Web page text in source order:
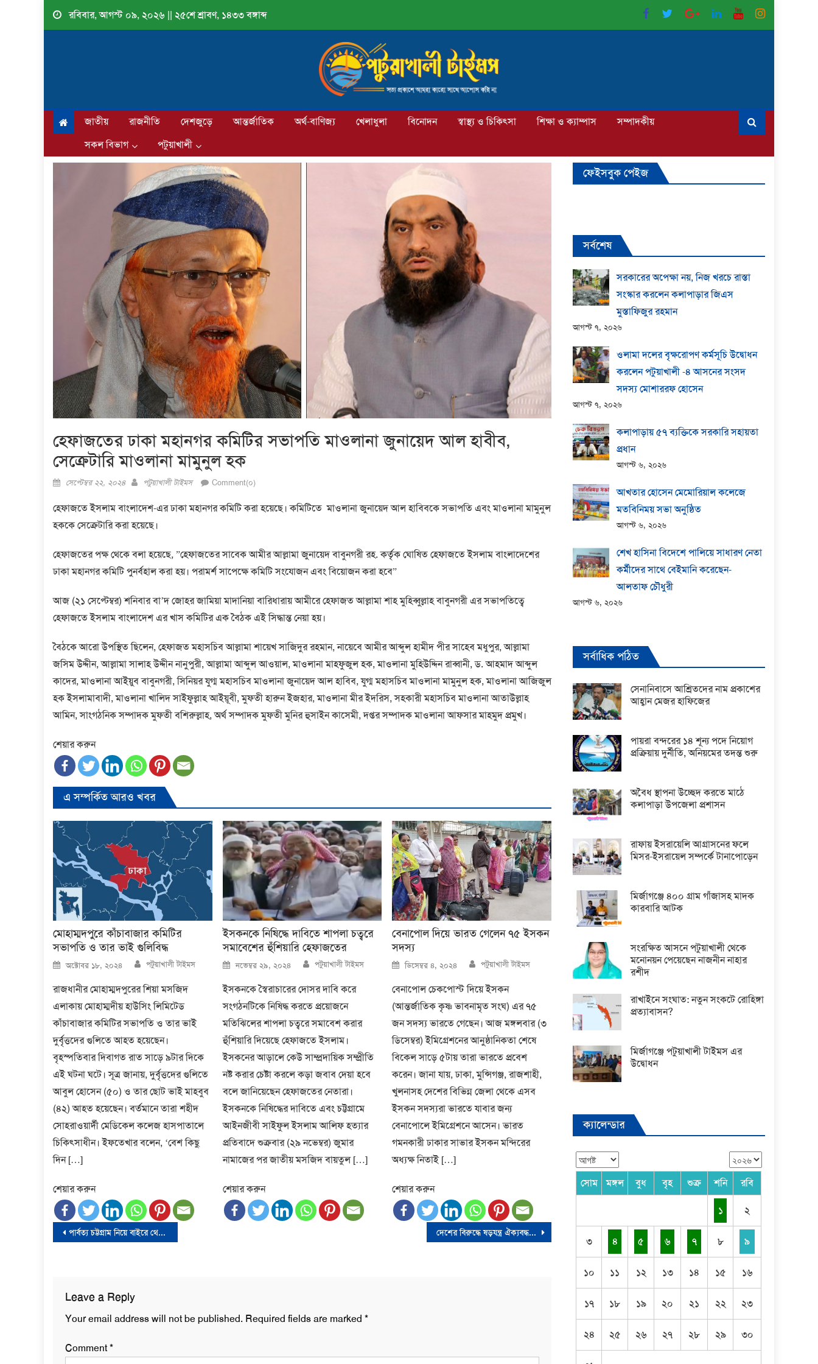
Skip
রবিবার, আগস্ট ০৯, ২০২৬ || ২৫শে শ্রাবণ, ১৪৩৩ বঙ্গাব্দ
জাতীয় রাজনীতি দেশজুড়ে আন্তর্জাতিক অর্থ-বাণিজ্য খেলাধুলা বিনোদন স্বাস্থ্য ও চিকিৎসা শিক্ষা ও ক্যাম্পাস
সম্পাদকীয়
সকল বিভাগ
পটুয়াখালী
হেফাজতের ঢাকা মহানগর কমিটির সভাপতি মাওলানা জুনায়েদ আল হাবীব,
সেক্রেটারি মাওলানা মামুনুল হক
Posted
সেপ্টেম্বর ২২, ২০২৪ Author
পটুয়াখালী টাইমস Comment(০)
হেফাজতে ইসলাম বাংলাদেশ-এর ঢাকা মহানগর কমিটি করা হয়েছে। কমিটিতে মাওলানা জুনায়েদ আল হাবিবকে সভাপতি এবং মাওলানা মামুনুল
হককে সেক্রেটারি করা হয়েছে।
হেফাজতের পক্ষ থেকে বলা হয়েছে, ”হেফাজতের সাবেক আমীর আল্লামা জুনায়েদ বাবুনগরী রহ. কর্তৃক ঘোষিত হেফাজতে ইসলাম বাংলাদেশের
ঢাকা মহানগর কমিটি পুনর্বহাল করা হয়। পরামর্শ সাপেক্ষে কমিটি সংযোজন এবং বিয়োজন করা হবে”
আজ (২১ সেপ্টেম্বর) শনিবার বা’দ জোহর জামিয়া মাদানিয়া বারিধারায় আমীরে হেফাজত আল্লামা শাহ মুহিব্বুল্লাহ বাবুনগরী এর সভাপতিত্বে
হেফাজতে ইসলাম বাংলাদেশ এর খাস কমিটির এক বৈঠক এই সিদ্ধান্ত নেয়া হয়।
বৈঠকে আরো উপস্থিত ছিলেন, হেফাজত মহাসচিব আল্লামা শায়েখ সাজিদুর রহমান, নায়েবে আমীর আব্দুল হামীদ পীর সাহেব মধুপুর, আল্লামা
জসিম উদ্দীন, আল্লামা সালাহ উদ্দীন নানুপুরী, আল্লামা আব্দুল আওয়াল, মাওলানা মাহফুজুল হক, মাওলানা মুহিউদ্দিন রাব্বানী, ড. আহমাদ আব্দুল
কাদের, মাওলানা আইয়ুব বাবুনগরী, সিনিয়র যুগ্ম মহাসচিব মাওলানা জুনায়েদ আল হাবিব, যুগ্ম মহাসচিব মাওলানা মামুনুল হক, মাওলানা আজিজুল
হক ইসলামাবাদী, মাওলানা খালিদ সাইফুল্লাহ আইয়ূবী, মুফতী হারুন ইজহার, মাওলানা মীর ইদরিস, সহকারী মহাসচিব মাওলানা আতাউল্লাহ
আমিন, সাংগঠনিক সম্পাদক মুফতী বশিরুল্লাহ, অর্থ সম্পাদক মুফতী মুনির হুসাইন কাসেমী, দপ্তর সম্পাদক মাওলানা আফসার মাহমুদ প্রমুখ।
শেয়ার করুন
এ সম্পর্কিত আরও খবর
মোহাম্মদপুরে কাঁচাবাজার কমিটির
সভাপতি ও তার ভাই গুলিবিদ্ধ
Posted
on
অক্টোবর ১৮, ২০২৪ Author
পটুয়াখালী টাইমস
রাজধানীর মোহাম্মদপুরের শিয়া মসজিদ
এলাকায় মোহাম্মদীয় হাউসিং লিমিটেড
কাঁচাবাজার কমিটির সভাপতি ও তার ভাই
দুর্বৃত্তদের গুলিতে আহত হয়েছেন।
বৃহস্পতিবার দিবাগত রাত সাড়ে ৯টার দিকে
এই ঘটনা ঘটে। সূত্র জানায়, দুর্বৃত্তদের গুলিতে
আবুল হোসেন (৫০) ও তার ছোট ভাই মাহবুব
(৪২) আহত হয়েছেন। বর্তমানে তারা শহীদ
সোহরাওয়ার্দী মেডিকেল কলেজ হাসপাতালে
চিকিৎসাধীন। ইফতেখার বলেন, ‘বেশ কিছু
দিন […]
শেয়ার করুন
ইসকনকে নিষিদ্ধে দাবিতে শাপলা চত্বরে
সমাবেশের হুঁশিয়ারি হেফাজতের
Posted
on
নভেম্বর ২৯, ২০২৪ Author
পটুয়াখালী টাইমস
ইসকনকে স্বৈরাচারের দোসর দাবি করে
সংগঠনটিকে নিষিদ্ধ করতে প্রয়োজনে
মতিঝিলের শাপলা চত্বরে সমাবেশ করার
হুঁশিয়ারি দিয়েছে হেফাজতে ইসলাম।
ইসকনের আড়ালে কেউ সাম্প্রদায়িক সম্প্রীতি
নষ্ট করার চেষ্টা করলে কড়া জবাব দেয়া হবে
বলে জানিয়েছেন হেফাজতের নেতারা।
ইসকনকে নিষিদ্ধের দাবিতে এবং চট্টগ্রামে
আইনজীবী সাইফুল ইসলাম আলিফ হত্যার
প্রতিবাদে শুক্রবার (২৯ নভেম্বর) জুমার
নামাজের পর জাতীয় মসজিদ বায়তুল […]
শেয়ার করুন
বেনাপোল দিয়ে ভারত গেলেন ৭৫ ইসকন
সদস্য
Posted
on
ডিসেম্বর ৪, ২০২৪ Author
পটুয়াখালী টাইমস
বেনাপোল চেকপোস্ট দিয়ে ইসকন
(আন্তর্জাতিক কৃষ্ণ ভাবনামৃত সংঘ) এর ৭৫
জন সদস্য ভারতে গেছেন। আজ মঙ্গলবার (৩
ডিসেম্বর) ইমিগ্রেশনের আনুষ্ঠানিকতা শেষে
বিকেল সাড়ে ৫টায় তারা ভারতে প্রবেশ
করেন। জানা যায়, ঢাকা, মুন্সিগঞ্জ, রাজশাহী,
খুলনাসহ দেশের বিভিন্ন জেলা থেকে এসব
ইসকন সদস্যরা ভারতে যাবার জন্য
বেনাপোলে ইমিগ্রেশনে আসেন। ভারত
গমনকারী ঢাকার সাভার ইসকন মন্দিরের
অধ্যক্ষ নিতাই […]
শেয়ার করুন
Post
পার্বত্য চট্টগ্রাম নিয়ে বাইরে থেকে ষড়যন্ত্র হচ্ছে: উপদেষ্টা হাসান আরিফ দেশের বিরুদ্ধে ষড়যন্ত্র ঐক্যবদ্ধভাবে প্রতিহত করার আহ্বান উপদেষ্টা নাহিদ ইসলামের
Leave a Reply
Your email address will not be published. Required fields are marked *
Comment*
ফেইসবুক পেইজ
সর্বশেষ
সরকারের অপেক্ষা নয়, নিজ খরচে রাস্তা
সংস্কার করলেন কলাপাড়ার জিএস
মুস্তাফিজুর রহমান
আগস্ট ৭, ২০২৬
ওলামা দলের বৃক্ষরোপণ কর্মসূচি উদ্বোধন
করলেন পটুয়াখালী -৪ আসনের সংসদ
সদস্য মোশাররফ হোসেন
আগস্ট ৭, ২০২৬
কলাপাড়ায় ​৫৭ ব্যক্তিকে সরকারি সহায়তা
প্রধান
আগস্ট ৬, ২০২৬
আখতার হোসেন মেমোরিয়াল কলেজে
মতবিনিময় সভা অনুষ্ঠিত
আগস্ট ৬, ২০২৬
শেখ হাসিনা বিদেশে পালিয়ে সাধারণ নেতা
কর্মীদের সাথে বেইমানি করেছেন-
আলতাফ চৌধুরী
আগস্ট ৬, ২০২৬
সর্বাধিক পঠিত
সেনানিবাসে আশ্রিতদের নাম প্রকাশের
আহ্বান মেজর হাফিজের
পায়রা বন্দরের ১৪ শূন্য পদে নিয়োগ
প্রক্রিয়ায় দুর্নীতি, অনিয়মের তদন্ত শুরু
অবৈধ স্থাপনা উচ্ছেদ করতে মাঠে
কলাপাড়া উপজেলা প্রশাসন
রাফায় ইসরায়েলি আগ্রাসনের ফলে
মিসর-ইসরায়েল সম্পর্কে টানাপোড়েন
মির্জাগঞ্জে ৪০০ গ্রাম গাঁজাসহ মাদক
কারবারি আটক
সংরক্ষিত আসনে পটুয়াখালী থেকে
মনোনয়ন পেয়েছেন নাজনীন নাহার
রশীদ
রাখাইনে সংঘাত: নতুন সংকটে রোহিঙ্গা
প্রত্যাবাসন?
মির্জাগঞ্জে পটুয়াখালী টাইমস এর
উদ্বোধন
ক্যালেন্ডার
সোম মঙ্গল বুধ বৃহ শুক্র শনি রবি
১ ২
৩ ৪ ৫ ৬ ৭ ৮ ৯
১০ ১১ ১২ ১৩ ১৪ ১৫ ১৬
১৭ ১৮ ১৯ ২০ ২১ ২২ ২৩
২৪ ২৫ ২৬ ২৭ ২৮ ২৯ ৩০